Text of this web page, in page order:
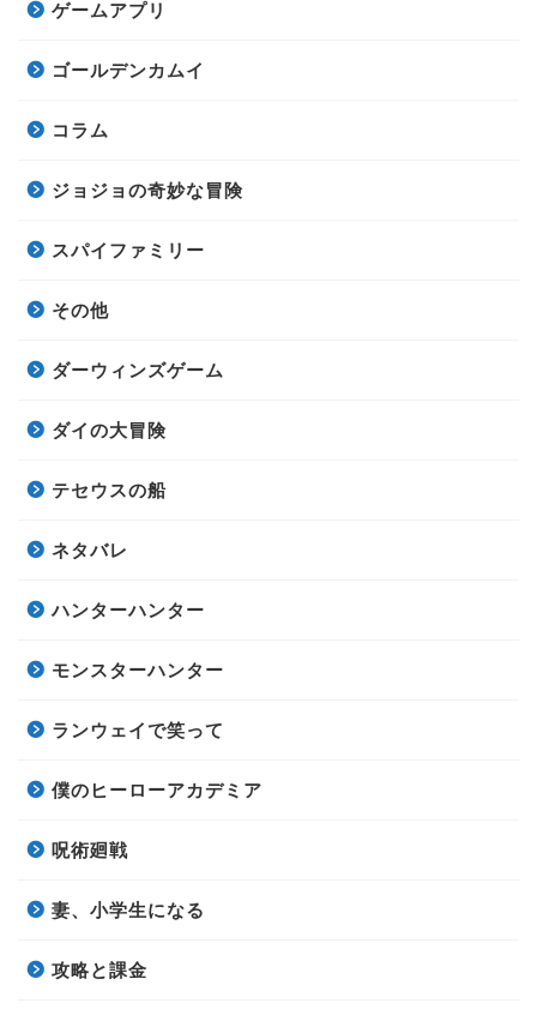
ゲームアプリ
ゴールデンカムイ
コラム
ジョジョの奇妙な冒険
スパイファミリー
その他
ダーウィンズゲーム
ダイの大冒険
テセウスの船
ネタバレ
ハンターハンター
モンスターハンター
ランウェイで笑って
僕のヒーローアカデミア
呪術廻戦
妻、小学生になる
攻略と課金